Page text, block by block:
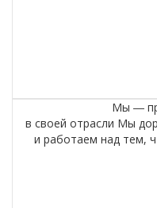
Мы ―
в своей отрасли Мы
и работаем над тем,